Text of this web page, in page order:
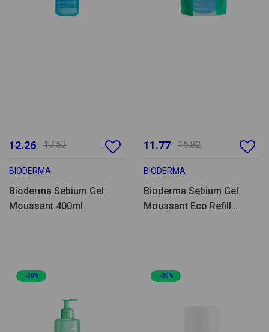
12.26 17.52
BIODERMA
Bioderma Sebium Gel
Moussant 400ml
11.77 16.82
BIODERMA
Bioderma Sebium Gel
Moussant Eco Refill
-30% -30%